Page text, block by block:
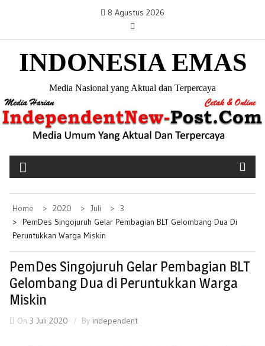
i
o
8 Agustus 2026
INDONESIA EMAS
Media Nasional yang Aktual dan Terpercaya
Home 2020 Juli
3
PemDes Singojuruh Gelar Pembagian BLT Gelombang Dua Di
Peruntukkan Warga Miskin
PemDes Singojuruh Gelar Pembagian BLT
Gelombang Dua di Peruntukkan Warga
Miskin
On 3 Juli 2020 By independent